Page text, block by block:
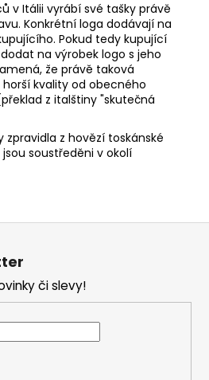
v Itálii vyrábí své tašky právě
Konkrétní loga dodávají na
Pokud tedy kupující
na výrobek logo s jeho
že právě taková
kvality od obecného
z italštiny "skutečná
zpravidla z hovězí toskánské
soustředěni v okolí
či slevy!